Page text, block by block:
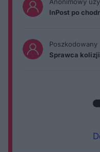
InPost po
Poszkodowany
Sprawca kolizji